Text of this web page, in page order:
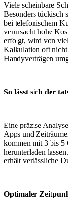
Viele scheinbare
Besonders tückisch
bei telefonischem
verursacht hohe
erfolgt, wird von
Kalkulation oft
Handyverträgen
So lässt sich der
Eine präzise
Apps und
kommen mit 3 bis 5
herunterladen
erhält verlässliche
Optimaler